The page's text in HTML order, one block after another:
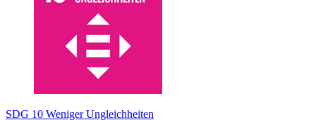
SDG 10 Weniger Ungleichheiten